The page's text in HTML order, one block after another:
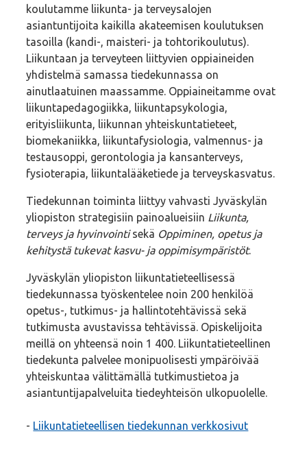
koulutamme liikunta- ja terveysalojen
asiantuntijoita kaikilla akateemisen koulutuksen
tasoilla (kandi-, maisteri- ja tohtorikoulutus).
Liikuntaan ja terveyteen liittyvien oppiaineiden
yhdistelmä samassa tiedekunnassa on
ainutlaatuinen maassamme. Oppiaineitamme ovat
liikuntapedagogiikka, liikuntapsykologia,
erityisliikunta, liikunnan yhteiskuntatieteet,
biomekaniikka, liikuntafysiologia, valmennus- ja
testausoppi, gerontologia ja kansanterveys,
fysioterapia, liikuntalääketiede ja terveyskasvatus.
Tiedekunnan toiminta liittyy vahvasti Jyväskylän
yliopiston strategisiin painoalueisiin Liikunta,
terveys ja hyvinvointisekä Oppiminen, opetus ja
kehitystä tukevat kasvu- ja oppimisympäristöt.
Jyväskylän yliopiston liikuntatieteellisessä
tiedekunnassa työskentelee noin 200 henkilöä
opetus-, tutkimus- ja hallintotehtävissä sekä
tutkimusta avustavissa tehtävissä. Opiskelijoita
meillä on yhteensä noin 1 400. Liikuntatieteellinen
tiedekunta palvelee monipuolisesti ympäröivää
yhteiskuntaa välittämällä tutkimustietoa ja
asiantuntijapalveluita tiedeyhteisön ulkopuolelle.
- Liikuntatieteellisen tiedekunnan verkkosivut